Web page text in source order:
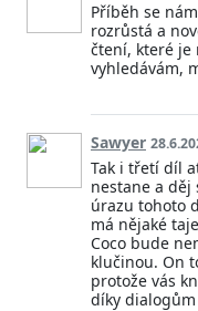
Příběh se
rozrůstá a
čtení, které je
vyhledávám,
Sawyer
Tak i třetí díl
nestane a děj
úrazu tohoto
má nějaké
Coco bude
klučinou. On
protože vás
díky